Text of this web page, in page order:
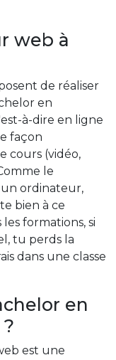
web à
de réaliser
en
à-dire en ligne
façon
cours (vidéo,
le
ordinateur,
bien à ce
formations, si
tu perds la
dans une classe
en
est une